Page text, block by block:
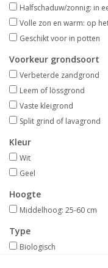
Schaduwplanten
Aanbiedingen
Bodemverbetering
Overige producten
Advies
Onze tuinen!
Sterke Bollen Dagen
Halfschaduw/zonnig: in
Volle zon en warm: op
Geschikt voor in potten
Voorkeur grondsoort
Verbeterde zandgrond
Leem of lössgrond
Vaste kleigrond
Split grind of lavagrond
Kleur
Wit
Geel
Hoogte
Middelhoog: 25-60 cm
Type
Biologisch